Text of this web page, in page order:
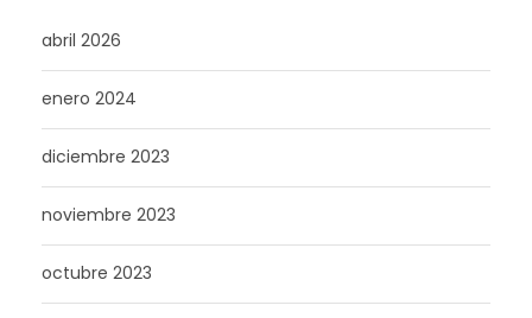
abril 2026
enero 2024
diciembre 2023
noviembre 2023
octubre 2023